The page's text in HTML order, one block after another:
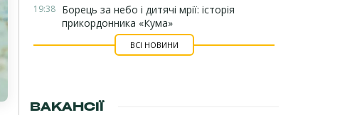
19:38 Борець за небо і дитячі мрії: історія
прикордонника «Кума»
ВСІ НОВИНИ
ВАКАНСІЇ